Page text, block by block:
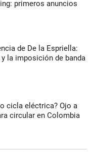
primeros anuncios
de De la Espriella:
la imposición de banda
cicla eléctrica? Ojo a
circular en Colombia